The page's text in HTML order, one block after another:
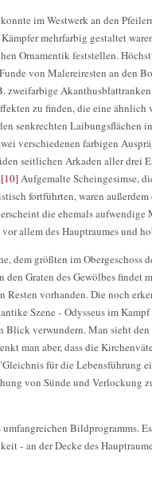
im Westwerk an den
mehrfarbig gestaltet
Ornamentik feststellen.
von Malereiresten an den
zu finden, die eine
senkrechten Laibungsflächen
verschiedenen farbigen
seitlichen Arkaden aller drei
[10]Aufgemalte Scheingesimse,
fortführten, waren
die ehemals
allem des Hauptraumes und
dem größten im
den Graten des Gewölbes
Resten vorhanden. Die noch
Szene - Odysseus im
Blick verwundern. Man sieht
man aber, dass die
für die Lebensführung
von Sünde und Verlockung
Bildprogramms.
- an der Decke des